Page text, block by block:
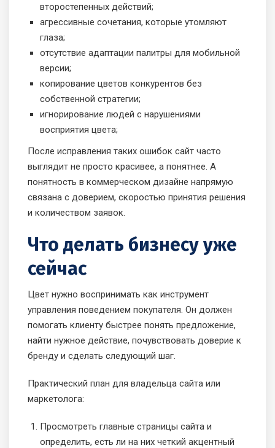
второстепенных действий;
агрессивные сочетания, которые утомляют
глаза;
отсутствие адаптации палитры для мобильной
версии;
копирование цветов конкурентов без
собственной стратегии;
игнорирование людей с нарушениями
восприятия цвета;
После исправления таких ошибок сайт часто
выглядит не просто красивее, а понятнее. А
понятность в коммерческом дизайне напрямую
связана с доверием, скоростью принятия решения
и количеством заявок.
Что делать бизнесу уже
сейчас
Цвет нужно воспринимать как инструмент
управления поведением покупателя. Он должен
помогать клиенту быстрее понять предложение,
найти нужное действие, почувствовать доверие к
бренду и сделать следующий шаг.
Практический план для владельца сайта или
маркетолога:
Просмотреть главные страницы сайта и
определить, есть ли на них четкий акцентный